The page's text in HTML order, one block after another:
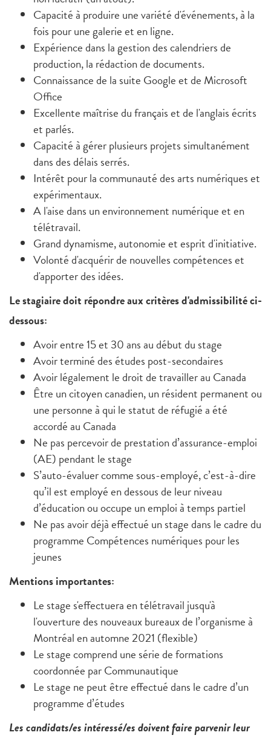
Capacité à produire une variété d'événements, à la
fois pour une galerie et en ligne.
Expérience dans la gestion des calendriers de
production, la rédaction de documents.
Connaissance de la suite Google et de Microsoft
Office
Excellente maîtrise du français et de l'anglais écrits
et parlés.
Capacité à gérer plusieurs projets simultanément
dans des délais serrés.
Intérêt pour la communauté des arts numériques et
expérimentaux.
A l'aise dans un environnement numérique et en
télétravail.
Grand dynamisme, autonomie et esprit d'initiative.
Volonté d'acquérir de nouvelles compétences et
d'apporter des idées.
Le stagiaire doit répondre aux critères d'admissibilité ci-
dessous:
Avoir entre 15 et 30 ans au début du stage
Avoir terminé des études post-secondaires
Avoir légalement le droit de travailler au Canada
Être un citoyen canadien, un résident permanent ou
une personne à qui le statut de réfugié a été
accordé au Canada
Ne pas percevoir de prestation d’assurance-emploi
(AE) pendant le stage
S’auto-évaluer comme sous-employé, c’est-à-dire
qu’il est employé en dessous de leur niveau
d’éducation ou occupe un emploi à temps partiel
Ne pas avoir déjà effectué un stage dans le cadre du
programme Compétences numériques pour les
jeunes
Mentions importantes:
Le stage s'effectuera en télétravail jusqu'à
l'ouverture des nouveaux bureaux de l’organisme à
Montréal en automne 2021 (flexible)
Le stage comprend une série de formations
coordonnée par Communautique
Le stage ne peut être effectué dans le cadre d’un
programme d’études
Les candidats/es intéressé/es doivent faire parvenir leur